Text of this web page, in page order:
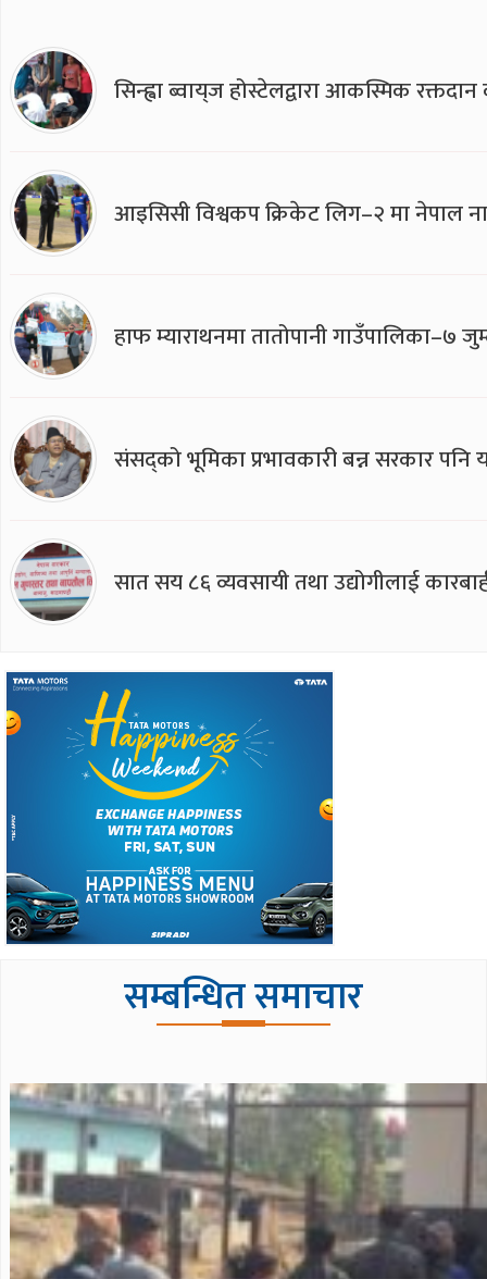
सिन्ह्वा ब्वाय्‌ज होस्टेलद्वारा आकस्मिक
आइसिसी विश्वकप क्रिकेट लिग–२ मा नेपाल
हाफ म्याराथनमा तातोपानी गाउँपालिका–७
संसद्को भूमिका प्रभावकारी बन्न सरकार पनि
सात सय ८६ व्यवसायी तथा उद्योगीलाई
सम्बन्धित समाचार